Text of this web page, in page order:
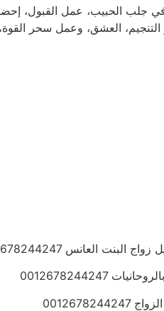
جلب الحبيب، عمل القبول،
التنجيم، العشق، وعمل سحر
العانس 0012678244247